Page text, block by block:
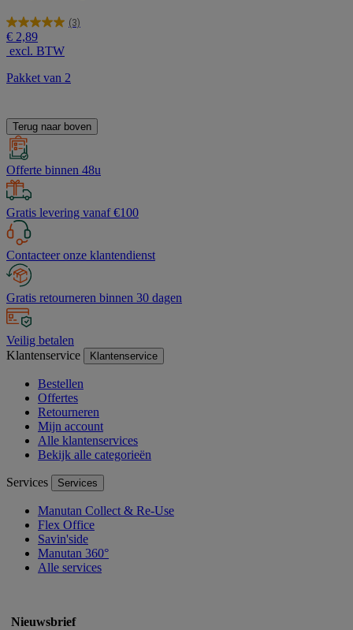
(3)
5.0
van
de
5
sterren.
€ 2,89
excl. BTW
Pakket van 2
Terug naar boven
Offerte binnen 48u
Gratis levering vanaf €100
Contacteer onze klantendienst
Gratis retourneren binnen 30 dagen
Veilig betalen
Klantenservice
Klantenservice
Bestellen
Offertes
Retourneren
Mijn account
Alle klantenservices
Bekijk alle categorieën
Services Services
Manutan Collect & Re-Use
Flex Office
Savin'side
Manutan 360°
Alle services
Nieuwsbrief